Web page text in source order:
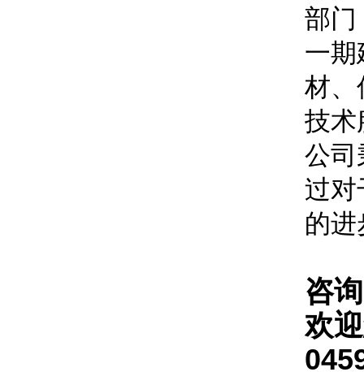
部门
一期
材、
技术
公司
过对
的
咨
欢